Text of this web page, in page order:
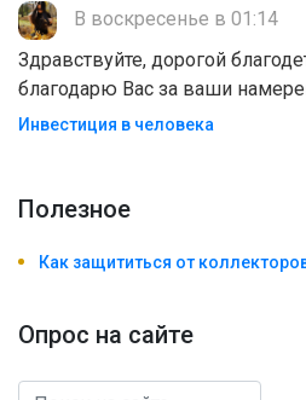
В воскресенье в 01:14
Здравствуйте, дорогой
благодарю Вас за ваши
Инвестиция в человека
Полезноe
Как защититься от
Опрос на сайте